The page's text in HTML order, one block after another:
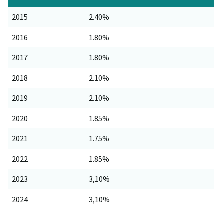
2015 2.40%
2016 1.80%
2017 1.80%
2018 2.10%
2019 2.10%
2020 1.85%
2021 1.75%
2022 1.85%
2023 3,10%
2024 3,10%